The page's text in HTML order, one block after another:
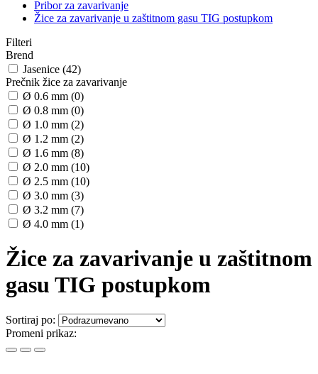
Pribor za zavarivanje
Žice za zavarivanje u zaštitnom gasu TIG postupkom
Filteri
Brend
Jasenice (42)
Prečnik žice za zavarivanje
Ø 0.6 mm (0)
Ø 0.8 mm (0)
Ø 1.0 mm (2)
Ø 1.2 mm (2)
Ø 1.6 mm (8)
Ø 2.0 mm (10)
Ø 2.5 mm (10)
Ø 3.0 mm (3)
Ø 3.2 mm (7)
Ø 4.0 mm (1)
Žice za zavarivanje u zaštitnom
gasu TIG postupkom
Sortiraj po:
Promeni prikaz: